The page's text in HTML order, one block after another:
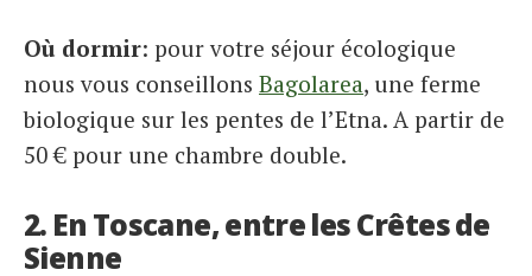
Où dormir: pour votre séjour écologique
nous vous conseillons Bagolarea, une ferme
biologique sur les pentes de l’Etna. A partir de
50 € pour une chambre double.
2. En Toscane, entre les Crêtes de
Sienne